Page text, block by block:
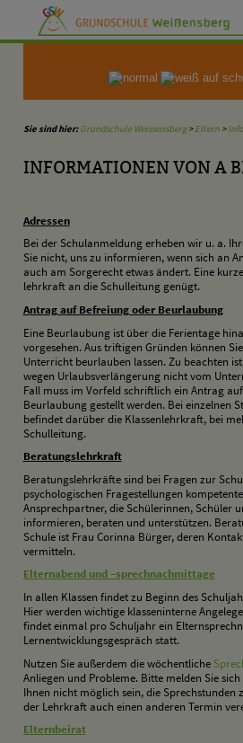
Zum Inhalt,zur Navigation
Sie sind hier: Grundschule Weissensberg>Eltern>
INFORMATIONEN VON A
Adressen
Bei der Schulanmeldung erheben wir u. a.
Sie nicht, uns zu informieren, wenn sich an
auch am Sorgerecht etwas ändert. Eine
lehrkraft an die Schulleitung genügt.
Antrag auf Befreiung oder Beurlaubung
Eine Beurlaubung ist über die Ferientage
vorgesehen. Aus triftigen Gründen können
Unterricht beurlauben lassen. Zu beachten
wegen Urlaubsverlängerung nicht vom
Fall muss im Vorfeld schriftlich ein Antrag
Beurlaubung gestellt werden. Bei einzelnen
befindet darüber die Klassenlehrkraft, bei
Schulleitung.
Beratungslehrkraft
Beratungslehrkräfte sind bei Fragen zur
psychologischen Fragestellungen
Ansprechpartner, die Schülerinnen, Schüler
informieren, beraten und unterstützen.
Schule ist Frau Corinna Bürger, deren
vermitteln.
Elternabend und –sprechnachmittage
In allen Klassen findet zu Beginn des
Hier werden wichtige klasseninterne
findet einmal pro Schuljahr ein
Lernentwicklungsgespräch statt.
Nutzen Sie außerdem die wöchentliche
Anliegen und Probleme. Bitte melden Sie
Ihnen nicht möglich sein, die Sprechstunden
der Lehrkraft auch einen anderen Termin
Elternbeirat